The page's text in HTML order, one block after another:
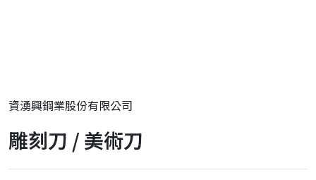
資湧興鋼業股份有限公司
雕刻刀 / 美術刀